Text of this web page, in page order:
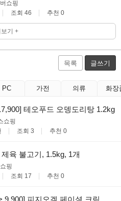
쇼핑
조회 46 추천 0
보기 +
목록 글쓰기
PC 가전 의류 화장
테오푸드 오뎅도리탕 1.2kg
쇼핑
조회 3 추천 0
육 불고기, 1.5kg, 1개
핑
조회 17 추천 0
9,900] 피지오겔 페이셜 크림